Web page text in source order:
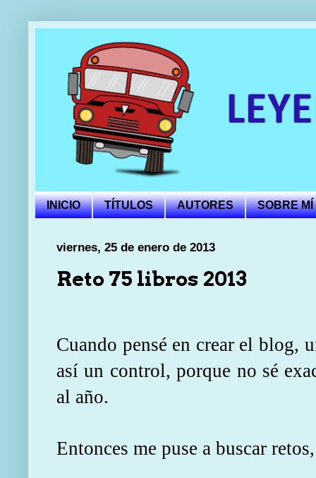
INICIO TÍTULOS AUTORES SOBRE MÍ
viernes, 25 de enero de 2013
Reto 75 libros 2013
Cuando pensé en crear el blog,
así un control, porque no sé
al año.
Entonces me puse a buscar